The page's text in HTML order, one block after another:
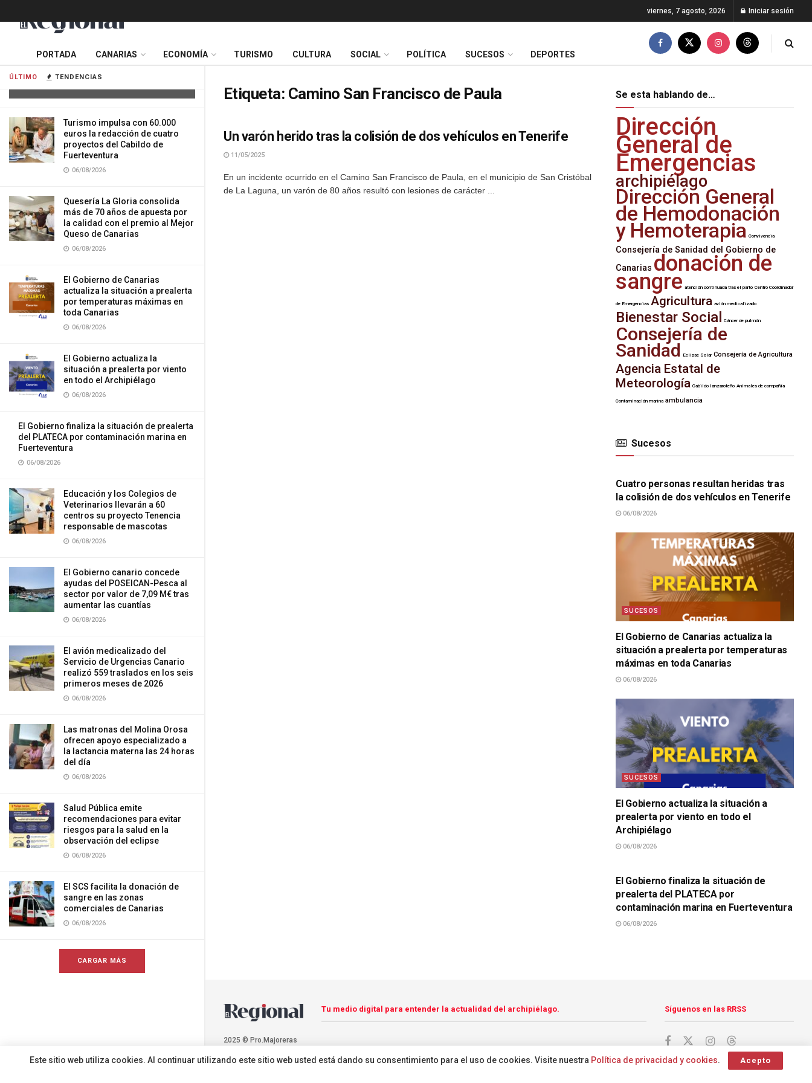
ÚLTIMO TENDENCIAS
la colisión de dos vehículos en
Turismo impulsa con 60.000
euros la redacción de cuatro
proyectos del Cabildo de
Fuerteventura
06/08/2026
Quesería La Gloria consolida
más de 70 años de apuesta por
la calidad con el premio al Mejor
Queso de Canarias
06/08/2026
El Gobierno de Canarias
actualiza la situación a prealerta
por temperaturas máximas en
toda Canarias
06/08/2026
El Gobierno actualiza la
situación a prealerta por viento
en todo el Archipiélago
06/08/2026
El Gobierno finaliza la situación de prealerta
del PLATECA por contaminación marina en
Fuerteventura
06/08/2026
Educación y los Colegios de
Veterinarios llevarán a 60
centros su proyecto Tenencia
responsable de mascotas
06/08/2026
El Gobierno canario concede
ayudas del POSEICAN-Pesca al
sector por valor de 7,09 M€ tras
aumentar las cuantías
06/08/2026
El avión medicalizado del
Servicio de Urgencias Canario
realizó 559 traslados en los seis
primeros meses de 2026
06/08/2026
Las matronas del Molina Orosa
ofrecen apoyo especializado a
la lactancia materna las 24 horas
del día
06/08/2026
Salud Pública emite
recomendaciones para evitar
riesgos para la salud en la
observación del eclipse
06/08/2026
El SCS facilita la donación de
sangre en las zonas
comerciales de Canarias
06/08/2026
CARGAR MÁS
viernes, 7 agosto, 2026 Iniciar sesión
PORTADA CANARIAS ECONOMÍA TURISMO CULTURA SOCIAL POLÍTICA SUCESOS DEPORTES
Etiqueta: Camino San Francisco de Paula
Un varón herido tras la colisión de dos vehículos en Tenerife
11/05/2025
En un incidente ocurrido en el Camino San Francisco de Paula, en el municipio de San Cristóbal
de La Laguna, un varón de 80 años resultó con lesiones de carácter ...
Se esta hablando de…
Dirección
General de
Emergencias
archipiélago
Dirección General
de Hemodonación
y Hemoterapia Convivencia
Consejería de Sanidad del Gobierno de
Canarias donación de
sangre atención continuada tras el parto Centro Coordinador
de Emergencias Agricultura avión medicalizado
Bienestar Social Cáncer de pulmón
Consejería de
Sanidad Eclipse Solar Consejería de Agricultura
Agencia Estatal de
Meteorología Cabildo lanzaroteño Animales de compañía
Contaminación marina ambulancia
Sucesos
SUCESOS
Cuatro personas resultan heridas tras
la colisión de dos vehículos en Tenerife
06/08/2026
SUCESOS
El Gobierno de Canarias actualiza la
situación a prealerta por temperaturas
máximas en toda Canarias
06/08/2026
SUCESOS
El Gobierno actualiza la situación a
prealerta por viento en todo el
Archipiélago
06/08/2026
El Gobierno finaliza la situación de
prealerta del PLATECA por
contaminación marina en Fuerteventura
06/08/2026
2025 © Pro.Majoreras
Tu medio digital para entender la actualidad del archipiélago. Síguenos en las RRSS
Este sitio web utiliza cookies. Al continuar utilizando este sitio web usted está dando su consentimiento para el uso de cookies. Visite nuestra Política de privacidad y cookies. Acepto